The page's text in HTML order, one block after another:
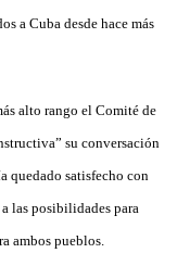
a Cuba desde hace más
alto rango el Comité de
su conversación
quedado satisfecho con
las posibilidades para
ambos pueblos.